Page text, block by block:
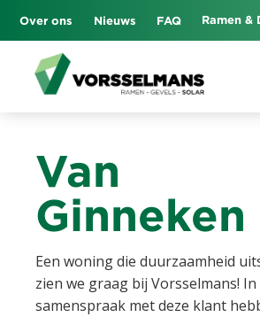
Over ons Nieuws FAQ Ramen &
Van
Ginneken
Een woning die duurzaamheid
zien we graag bij Vorsselmans! In
samenspraak met deze klant